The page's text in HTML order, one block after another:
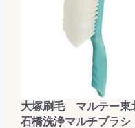
大塚刷毛 マルテー東
石橋洗浄マルチブラ